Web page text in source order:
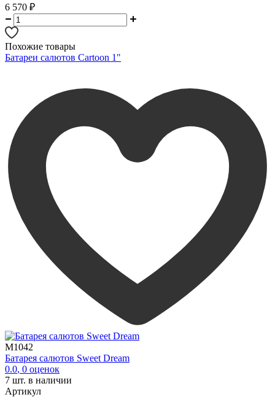
6 570 ₽
Похожие товары
Батареи салютов Cartoon 1"
M1042
Батарея салютов Sweet Dream
0.0, 0 оценок
7 шт. в наличии
Артикул